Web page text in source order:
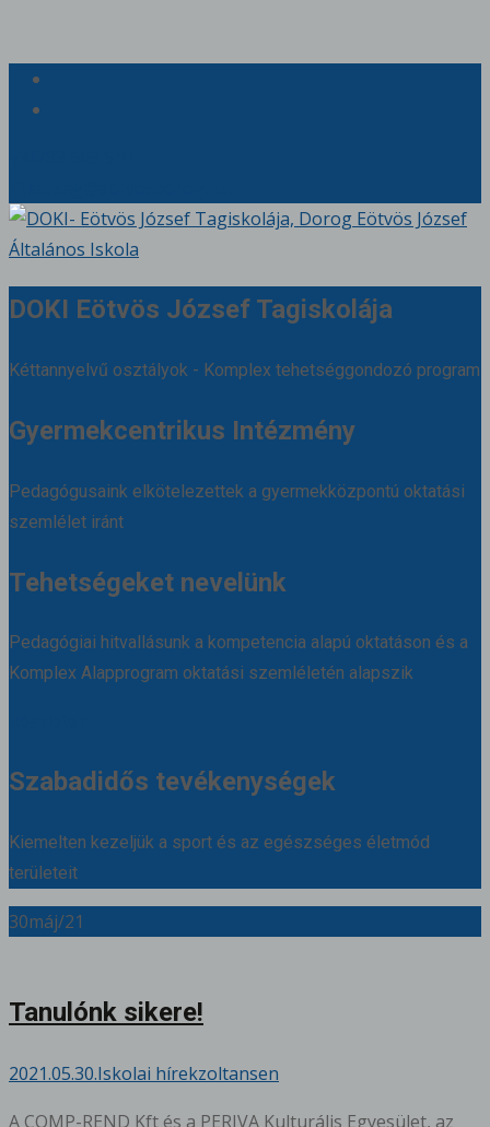
DOKI Eötvös József Tagiskolája
Kéttannyelvű osztályok - Komplex tehetséggondozó program
Gyermekcentrikus Intézmény
Pedagógusaink elkötelezettek a gyermekközpontú oktatási
szemlélet iránt
Tehetségeket nevelünk
Pedagógiai hitvallásunk a kompetencia alapú oktatáson és a
Komplex Alapprogram oktatási szemléletén alapszik
Szabadidős tevékenységek
Kiemelten kezeljük a sport és az egészséges életmód
területeit
30máj/21
Tanulónk sikere!
2021.05.30.Iskolai hírekzoltansen
A COMP-REND Kft és a PERIVA Kulturális Egyesület, az